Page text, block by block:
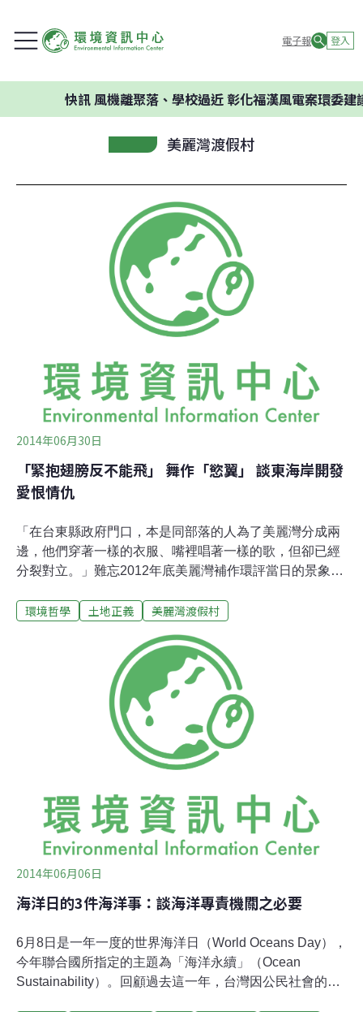
電子報 登入
快訊風機離聚落、學校過近 彰化福漢風電案環委建議不
美麗灣渡假村
2014年06月30日
「緊抱翅膀反不能飛」 舞作「慾翼」 談東海岸開發
愛恨情仇
「在台東縣政府門口，本是同部落的人為了美麗灣分成兩
邊，他們穿著一樣的衣服、嘴裡唱著一樣的歌，但卻已經
分裂對立。」難忘2012年底美麗灣補作環評當日的景象，
蹈家蕭紫菡，6月中在台東都蘭，與泰源國小學童及都蘭
價值觀不再相同，所產生的矛盾衝突。暫停「土地計劃」
返回部落與孩童共舞蕭紫菡以大片佈滿流蘇的黑布作為
「慾翼」，當她舞著慾翼進入後，原本安靜、堅定、團
結、無虞的孩子們開始有了扭曲的變化。4位都蘭青少
年，原本應情同兄弟，卻開始相互打鬥，只為爭奪那片慾
翼。此時從天而降大量金色、紅色、黑色小珠子，只見孩
子們如觸電般的扭曲，並開始用盡全身力量拼命而盲目的
「土地計劃」，為了替土地發聲而號召了一群素人舞者，
陸續在華光社區與苗栗大埔演出。選擇在議題現場
環境哲學 土地正義 美麗灣渡假村
2014年06月06日
海洋日的3件海洋事：談海洋專責機關之必要
6月8日是一年一度的世界海洋日（World Oceans Day），
今年聯合國所指定的主題為「海洋永續」（Ocean
Sustainability）。回顧過去這一年，台灣因公民社會的進